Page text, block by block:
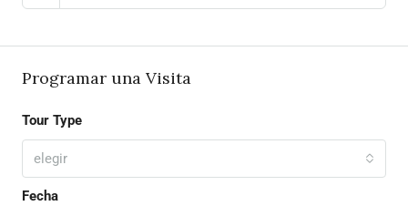
Programar una Visita
Tour Type
elegir
Fecha